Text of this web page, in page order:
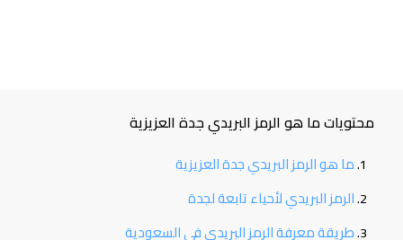
محتويات ما هو الرمز البريدي جدة العزيزية
ما هو الرمز البريدي جدة العزيزية
الرمز البريدي لأحياء تابعة لجدة
طريقة معرفة الرمز البريدي في السعودية